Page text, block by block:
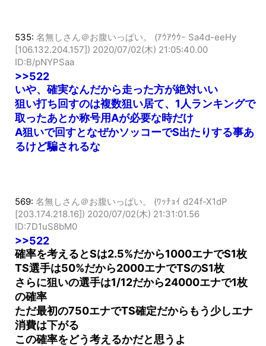
535:名無しさん＠お腹いっぱい。 (ｱｳｱｳｳｰ Sa4d-eeHy
[106.132.204.157])
ID:B/pNYPSaa
>>522
いや、確実なんだから走った方が絶対いい
狙い打ち回すのは複数狙い居て、1人ランキングで
取ったあとか称号用Aが必要な時だけ
A狙いで回すとなぜかソッコーでS出たりする事あ
569: 名無しさん＠お腹いっぱい。 (ﾜｯﾁｮｲ d24f-X1dP
[203.174.218.16])
ID:7D1uS8bM0
>>522
確率を考えるとSは2.5%だから1000エナでS1枚
TS選手は50%だから2000エナでTSのS1枚
さらに狙いの選手は1/12だから24000エナで1枚
の確率
ただ最初の750エナでTS確定だからもう少しエナ
消費は下がる